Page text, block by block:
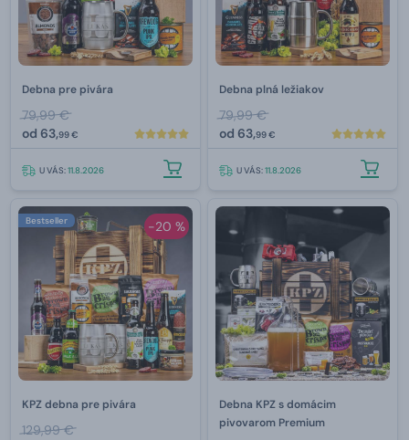
Debna pre pivára
79,99 €
od 63,99 €
U VÁS:11.8.2026
Debna plná ležiakov
79,99 €
od 63,99 €
U VÁS:11.8.2026
-20 %
Bestseller
KPZ debna pre pivára
129,99 €
Debna KPZ s domácim
pivovarom Premium